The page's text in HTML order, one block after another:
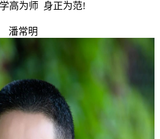
高为师 身正为范!
潘常明